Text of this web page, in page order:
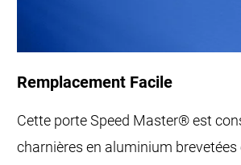
Remplacement Facile
Cette porte Speed ​​Master® est
charnières en aluminium